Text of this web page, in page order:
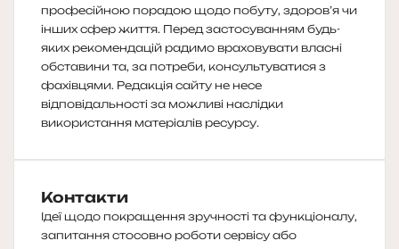
професійною порадою щодо побуту, здоров’я чи
інших сфер життя. Перед застосуванням будь-
яких рекомендацій радимо враховувати власні
обставини та, за потреби, консультуватися з
фахівцями. Редакція сайту не несе
відповідальності за можливі наслідки
використання матеріалів ресурсу.
Контакти
Ідеї щодо покращення зручності та функціоналу,
запитання стосовно роботи сервісу або